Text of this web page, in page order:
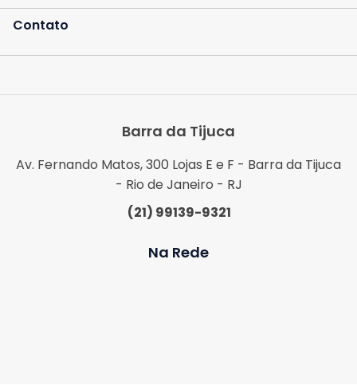
Contato
Barra da Tijuca
Av. Fernando Matos, 300 Lojas E e F - Barra da Tijuca
- Rio de Janeiro - RJ
(21) 99139-9321
Na Rede